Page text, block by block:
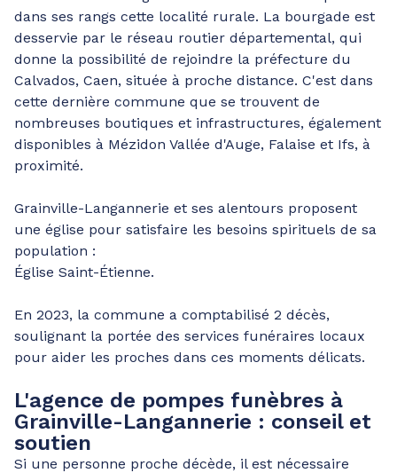
dans ses rangs cette localité rurale. La bourgade est
desservie par le réseau routier départemental, qui
donne la possibilité de rejoindre la préfecture du
Calvados, Caen, située à proche distance. C'est dans
cette dernière commune que se trouvent de
nombreuses boutiques et infrastructures, également
disponibles à Mézidon Vallée d'Auge, Falaise et Ifs, à
proximité.
Grainville-Langannerie et ses alentours proposent
une église pour satisfaire les besoins spirituels de sa
population :
Église Saint-Étienne.
En 2023, la commune a comptabilisé 2 décès,
soulignant la portée des services funéraires locaux
pour aider les proches dans ces moments délicats.
L'agence de pompes funèbres à
Grainville-Langannerie : conseil et
soutien
Si une personne proche décède, il est nécessaire